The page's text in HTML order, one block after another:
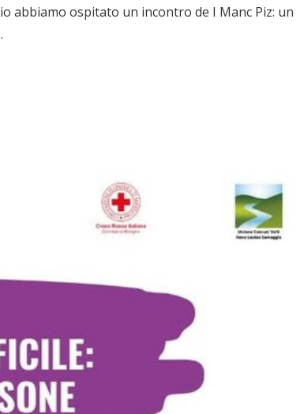
abbiamo ospitato un incontro de I Manc Piz: un